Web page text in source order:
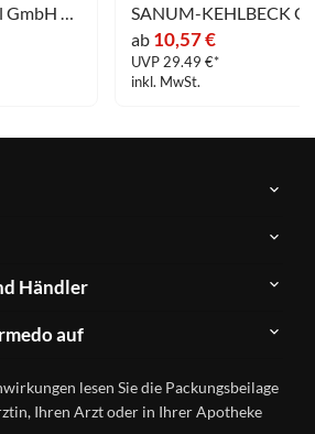
DHU-Arzneimittel GmbH & Co. KG
ab 10,57 €
UVP 29.49 €*
inkl. MwSt.
Händler
auf
lesen Sie die Packungsbeilage
Ihren Arzt oder in Ihrer Apotheke